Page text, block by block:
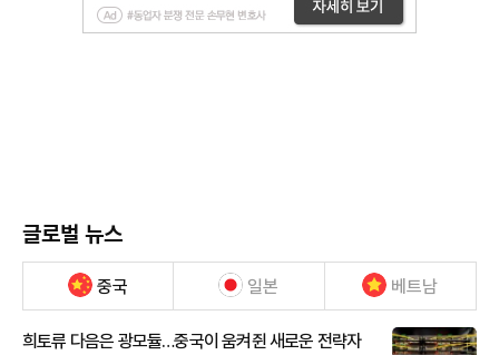
글로벌 뉴스
중국 일본 베트남
희토류 다음은 광모듈…중국이 움켜쥔 새로운 전략자